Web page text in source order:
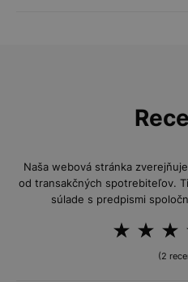
Naša webová stránka
od transakčných spotrebiteľov.
súlade s predpismi
(2